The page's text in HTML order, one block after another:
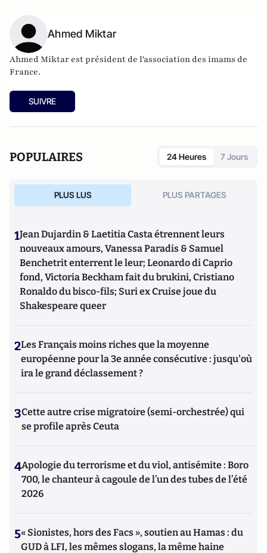
Ahmed Miktar
Ahmed Miktar est président de l'association des imams de
France.
SUIVRE
POPULAIRES 24 Heures 7 Jours
PLUS LUS PLUS PARTAGES
1Jean Dujardin & Laetitia Casta étrennent leurs
nouveaux amours, Vanessa Paradis & Samuel
Benchetrit enterrent le leur; Leonardo di Caprio
fond, Victoria Beckham fait du brukini, Cristiano
Ronaldo du bisco-fils; Suri ex Cruise joue du
Shakespeare queer
2Les Français moins riches que la moyenne
européenne pour la 3e année consécutive : jusqu'où
ira le grand déclassement ?
3Cette autre crise migratoire (semi-orchestrée) qui
se profile après Ceuta
4Apologie du terrorisme et du viol, antisémite : Boro
700, le chanteur à cagoule de l’un des tubes de l’été
2026
5« Sionistes, hors des Facs », soutien au Hamas : du
GUD à LFI, les mêmes slogans, la même haine